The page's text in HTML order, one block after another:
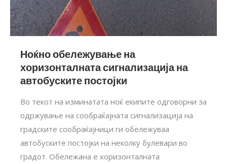
Ноќно обележување на
хоризонталната сигнализација на
автобуските постојки
Во текот на изминатата ноќ екипите одговорни за
одржување на сообраќајната сигнализација на
градските сообраќајници ги обележуваа
автобуските постојки на неколку булевари во
градот. Обележана е хоризонталната